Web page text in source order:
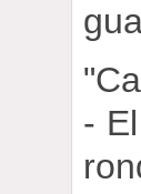
-